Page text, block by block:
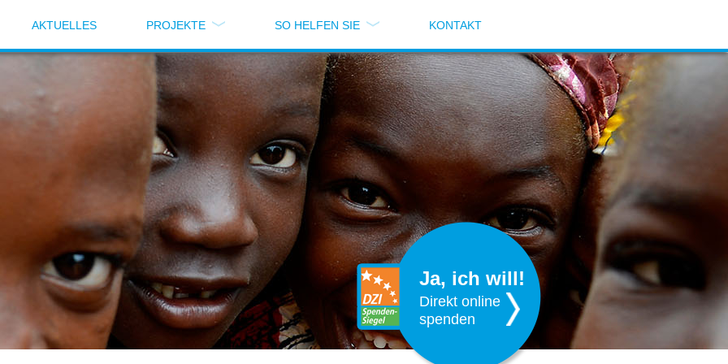
/ Aktiv gegen Menschenhandel
AKTUELLES PROJEKTE SO HELFEN SIE KONTAKT
Ja, ich will!
Direkt online
spenden